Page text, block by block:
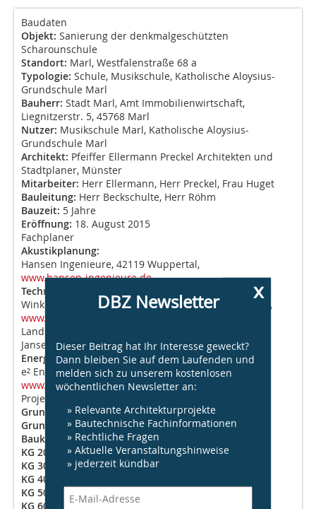
Baudaten
Objekt: Sanierung der denkmalgeschützten
Scharounschule
Standort: Marl, Westfalenstraße 68 a
Typologie: Schule, Musikschule, Katholische Aloysius-
Grundschule Marl
Bauherr: Stadt Marl, Amt Immobilienwirtschaft,
Liegnitzerstr. 5, 45768 Marl
Nutzer: Musikschule Marl, Katholische Aloysius-
Grundschule Marl
Architekt: Pfeiffer Ellermann Preckel Architekten und
Stadtplaner, Münster
Mitarbeiter: Herr Ellermann, Herr Preckel, Frau Huget
Bauleitung: Herr Beckschulte, Herr Röhm
Bauzeit: 5 Jahre
Eröffnung: 18. August 2015
Fachplaner
Akustikplanung:
Hansen Ingenieure, 42119 Wuppertal,
www.hansen-ingenieure.de
Technische Gebäudeausrüstung:
Winkels Behrens Pospich Ingenieure, 48155 Münster,
www.wbp-ingenieure.de
Landschaftsarchitekt: Planungsgruppe Skribbe
Jansen, 48157 Münster,www.pgsj.de
Energieberater:
e² Energieberatung, 40212 Düsseldorf,
www.equadrat.de
Projektdaten
Grundstücksgröße:ca. 25 000 m²
Grundfläche (netto):6 975 m²
Baukosten:
KG 200 (brutto):65 822 €
KG 300 (brutto):5 733 508 €
KG 400 (brutto):
KG 500 (brutto):717 308 €
KG 600 (brutto): 82 541 €
x
DBZ Newsletter
Dieser Beitrag hat Ihr Interesse geweckt?
Dann bleiben Sie auf dem Laufenden und
melden sich zu unserem kostenlosen
wöchentlichen Newsletter an:
» Relevante Architekturprojekte
» Bautechnische Fachinformationen
» Rechtliche Fragen
» Aktuelle Veranstaltungshinweise
» jederzeit kündbar